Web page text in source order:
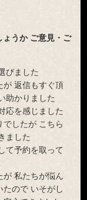
ょうか ご意見・ご
びました
が 返信もすぐ頂
助かりました
応を感じました
したが こちら
ました
て予約を取って
が 私たちが悩ん
たので いそがし